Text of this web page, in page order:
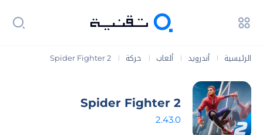
الرئيسية | أندرويد | ألعاب | حركة |
Spider Fighter 2
Spider Fighter 2
2.43.0